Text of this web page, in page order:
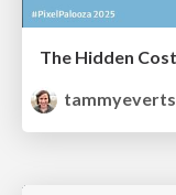
tammyeverts